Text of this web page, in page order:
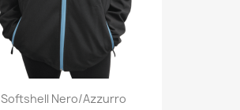
Softshell Nero/azzurro